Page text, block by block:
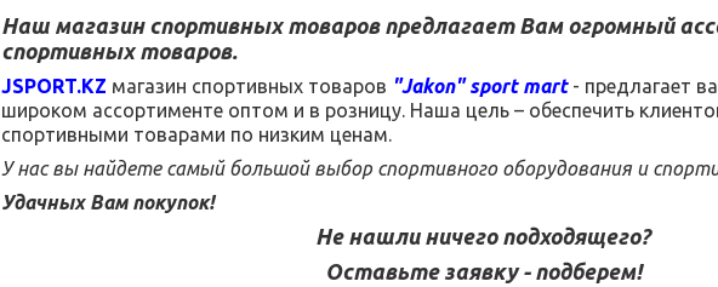
Наш магазин спортивных товаров предлагает Вам огромный
спортивных товаров.
JSPORT.KZ магазин спортивных товаров "Jakon"sport mart - предлагает
широком ассортименте оптом и в розницу. Наша цель – обеспечить
спортивными товарами по низким ценам.
У нас вы найдете самый большой выбор спортивного оборудования и
Удачных Вам покупок!
Не нашли ничего подходящего?
Оставьте заявку - подберем!